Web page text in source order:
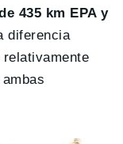
435 km EPA y
diferencia